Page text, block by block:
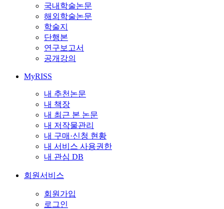
국내학술논문
해외학술논문
학술지
단행본
연구보고서
공개강의
MyRISS
내 추천논문
내 책장
내 최근 본 논문
내 저작물관리
내 구매·신청 현황
내 서비스 사용권한
내 관심 DB
회원서비스
회원가입
로그인